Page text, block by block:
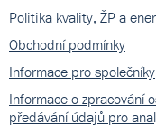
Politika kvality, ŽP a
Obchodní podmínky
Informace pro společníky
Informace o zpracování
předávání údajů pro